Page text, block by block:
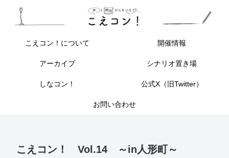
こえコン！について 開催情報
アーカイブ シナリオ置き場
しなコン！ 公式X（旧Twitter）
お問い合わせ
こえコン！ Vol.14 ～in人形町～